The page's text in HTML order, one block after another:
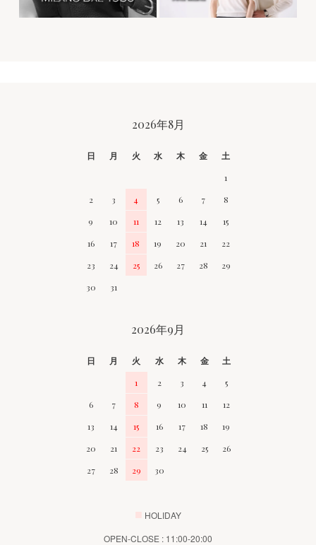
2026年8月
日 月 火 水 木 金
土
1
2
3 4 5 6 7
8
9
10 11 12 13 14
15
16
17 18 19 20 21
22
23
24 25 26 27 28
29
30
31
2026年9月
日 月 火 水 木 金
土
1
2 3 4
5
6
7 8 9 10 11
12
13
14 15 16 17 18
19
20
21 22 23 24 25
26
27
28 29 30
HOLIDAY
OPEN-CLOSE : 11:00-20:00